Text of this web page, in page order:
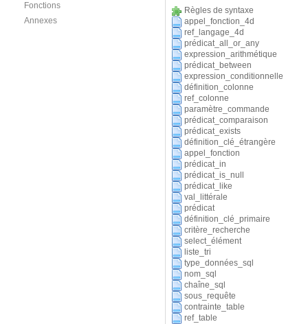
Fonctions
Annexes
Règles de syntaxe
appel_fonction_4d
ref_langage_4d
prédicat_all_or_any
expression_arithmétique
prédicat_between
expression_conditionnelle
définition_colonne
ref_colonne
paramètre_commande
prédicat_comparaison
prédicat_exists
définition_clé_étrangère
appel_fonction
prédicat_in
prédicat_is_null
prédicat_like
val_littérale
prédicat
définition_clé_primaire
critère_recherche
select_élément
liste_tri
type_données_sql
nom_sql
chaîne_sql
sous_requête
contrainte_table
ref_table